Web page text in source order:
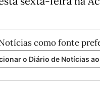
como fonte
o Diário de Notícias